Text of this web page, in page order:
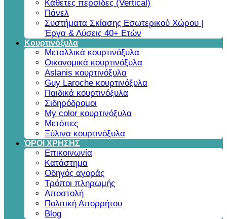
Κάθετες περσίδες (Vertical)
Πάνελ
Συστήματα Σκίασης Εσωτερικού Χώρου |
Έργα & Λύσεις 40+ Ετών
Κουρτινόξυλα
Μεταλλικά κουρτινόξυλα
Οικονομικά κουρτινόξυλα
Aslanis κουρτινόξυλα
Guy Laroche κουρτινόξυλα
Παιδικά κουρτινόξυλα
Σιδηρόδρομοι
My color κουρτινόξυλα
Μετόπες
Ξύλινα κουρτινόξυλα
ΌΡΟΙ ΧΡΗΣΗΣ
Επικοινωνία
Κατάστημα
Οδηγός αγοράς
Τρόποι πληρωμής
Αποστολή
Πολιτική Απορρήτου
Blog